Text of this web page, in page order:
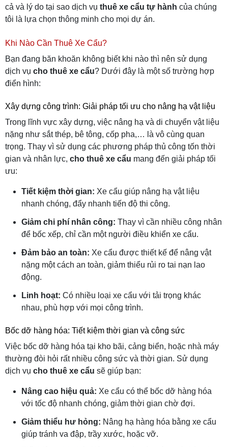
cả và lý do tại sao dịch vụ thuê xe cẩu tự hành của chúng
tôi là lựa chọn thông minh cho mọi dự án.
Khi Nào Cần Thuê Xe Cẩu?
Bạn đang băn khoăn không biết khi nào thì nên sử dụng
dịch vụ cho thuê xe cẩu? Dưới đây là một số trường hợp
điển hình:
Xây dựng công trình: Giải pháp tối ưu cho nâng hạ vật liệu
Trong lĩnh vực xây dựng, việc nâng hạ và di chuyển vật liệu
nặng như sắt thép, bê tông, cốp pha,… là vô cùng quan
trọng. Thay vì sử dụng các phương pháp thủ công tốn thời
gian và nhân lực, cho thuê xe cẩu mang đến giải pháp tối
ưu:
Tiết kiệm thời gian: Xe cẩu giúp nâng hạ vật liệu
nhanh chóng, đẩy nhanh tiến độ thi công.
Giảm chi phí nhân công: Thay vì cần nhiều công nhân
để bốc xếp, chỉ cần một người điều khiển xe cẩu.
Đảm bảo an toàn: Xe cẩu được thiết kế để nâng vật
nặng một cách an toàn, giảm thiểu rủi ro tai nạn lao
động.
Linh hoạt: Có nhiều loại xe cẩu với tải trọng khác
nhau, phù hợp với mọi công trình.
Bốc dỡ hàng hóa: Tiết kiệm thời gian và công sức
Việc bốc dỡ hàng hóa tại kho bãi, cảng biển, hoặc nhà máy
thường đòi hỏi rất nhiều công sức và thời gian. Sử dụng
dịch vụ cho thuê xe cẩu sẽ giúp bạn:
Nâng cao hiệu quả: Xe cẩu có thể bốc dỡ hàng hóa
với tốc độ nhanh chóng, giảm thời gian chờ đợi.
Giảm thiểu hư hỏng: Nâng hạ hàng hóa bằng xe cẩu
giúp tránh va đập, trầy xước, hoặc vỡ.